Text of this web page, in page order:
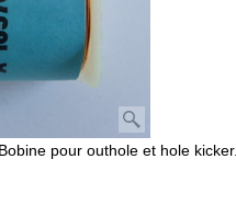
pour outhole et hole kicker.